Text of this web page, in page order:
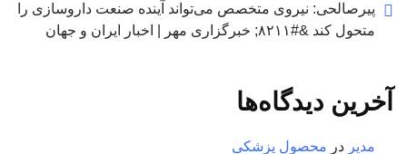
پیرصالحی: نیروی متخصص می‌تواند آینده صنعت داروسازی را
متحول کند &#۸۲۱۱; خبرگزاری مهر | اخبار ایران و جهان
آخرین دیدگاه‌ها
مدیر در محصول پزشکی